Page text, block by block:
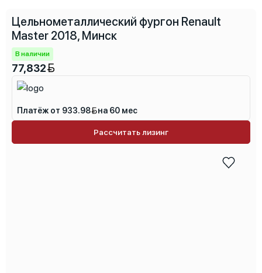
Цельнометаллический фургон Renault
Master 2018, Минск
В наличии
77,832
Платёж от 933.98 на 60 мес
Рассчитать лизинг